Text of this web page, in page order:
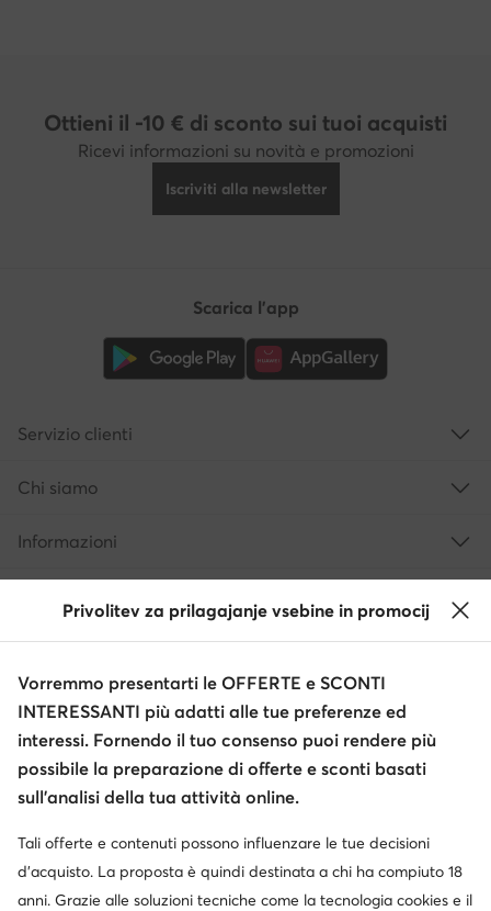
Ottieni il -10 € di sconto sui tuoi acquisti
Ricevi informazioni su novità e promozioni
Iscriviti alla newsletter
Cambia paese: Italia (IT)
Scarica l'app
Servizio clienti
Chi siamo
Informazioni
© escarpe.it 2026
Termini e condizioni
Privolitev za prilagajanje vsebine in promocij
Vorremmo presentarti le OFFERTE e SCONTI
INTERESSANTI più adatti alle tue preferenze ed
interessi. Fornendo il tuo consenso puoi rendere più
possibile la preparazione di offerte e sconti basati
sull’analisi della tua attività online.
Tali offerte e contenuti possono influenzare le tue decisioni
d’acquisto. La proposta è quindi destinata a chi ha compiuto 18
anni. Grazie alle soluzioni tecniche come la tecnologia cookies e il